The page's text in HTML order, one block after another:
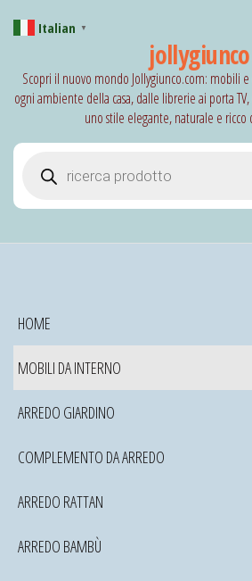
jollygiunco
Scopri il nuovo mondo Jollygiunco.com: mobili
ogni ambiente della casa, dalle librerie ai porta
uno stile elegante, naturale e ricco
HOME
MOBILI DA INTERNO
ARREDO GIARDINO
COMPLEMENTO DA ARREDO
ARREDO RATTAN
ARREDO BAMBÙ
Italian ▼